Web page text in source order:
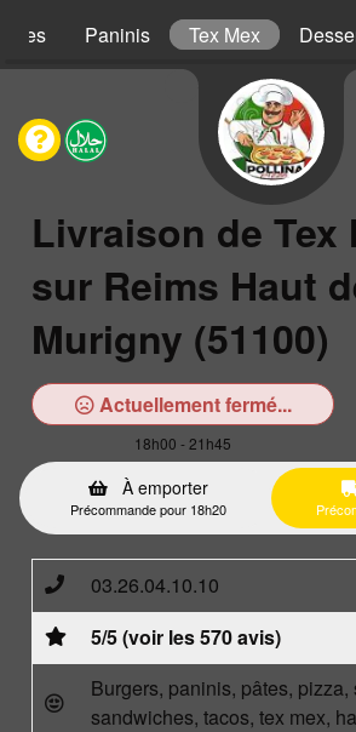
Paninis Tex Mex
Livraison de Tex
sur Reims Haut
Murigny (51100)
Actuellement fermé...
18h00 - 21h45
À emporter
Précommande pour 18h20
03.26.04.10.10
5/5 (voir les 570 avis)
Burgers, paninis, pâtes, pizza,
sandwiches, tacos, tex mex,